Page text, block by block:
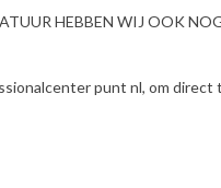
HEBBEN WIJ OOK
punt nl, om direct